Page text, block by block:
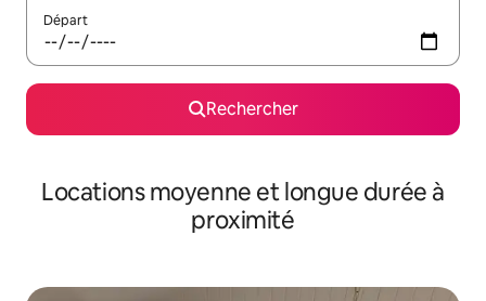
Départ
Rechercher
Locations moyenne et longue durée à
proximité